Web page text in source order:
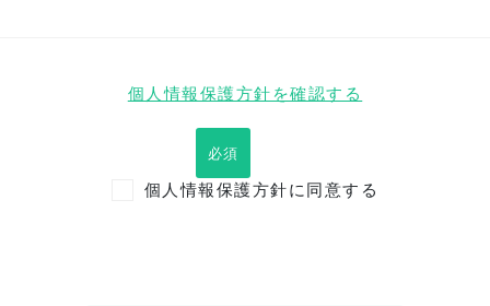
個人情報保護方針を確認する
必須
個人情報保護方針に同意する